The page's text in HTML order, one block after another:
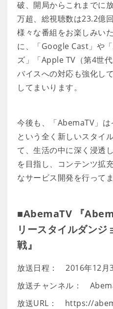
破、開局からこれまでに
万超、総視聴数は23.2億
様々な番組をお楽しみい
に、「Google Cast」や
ズ」「Apple TV（第4世
バイスへの対応も強化し
してまいります。
今後も、「AbemaTV」
という全く新しいスタイ
て、生活の中に深く浸透
を目指し、コンテンツ拡
なサービス開発を行ってま
■AbemaTV 『
リースタイルダンジ
戦』
放送日程： 2016年12月
放送チャンネル：
放送URL： https://